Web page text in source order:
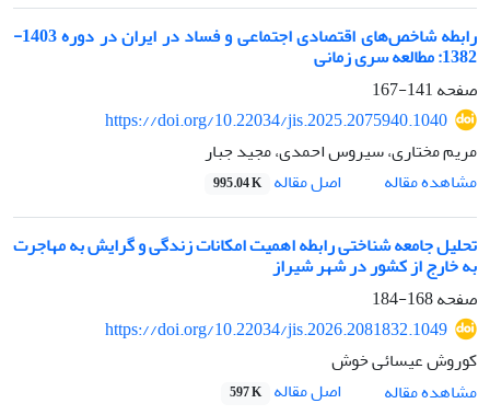
رابطه شاخص‌های اقتصادی اجتماعی و فساد در ایران در دوره 1403-
1382: مطالعه سری زمانی
صفحه141-167
https://doi.org/10.22034/jis.2025.2075940.1040
مریم مختاری، سیروس احمدی، مجید جبار
مشاهده مقاله
اصل مقاله 995.04 K
تحلیل جامعه شناختی رابطه اهمیت امکانات زندگی و گرایش به مهاجرت
به خارج از کشور در شهر شیراز
صفحه168-184
https://doi.org/10.22034/jis.2026.2081832.1049
کوروش عیسائی خوش
مشاهده مقاله
اصل مقاله 597 K